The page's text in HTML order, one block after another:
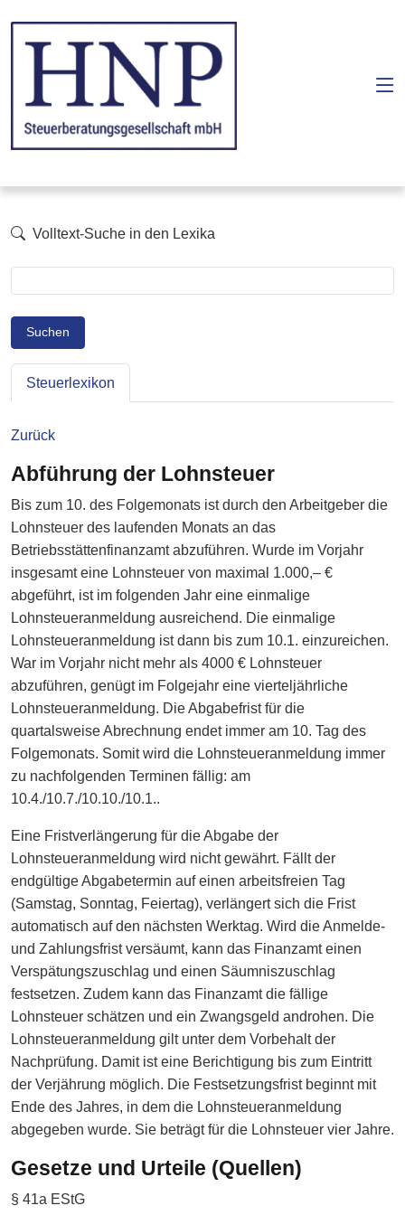
Volltext-Suche in den Lexika
Suchen
Steuerlexikon
Zurück
Abführung der Lohnsteuer
Bis zum 10. des Folgemonats ist durch den Arbeitgeber die
Lohnsteuer des laufenden Monats an das
Betriebsstättenfinanzamt abzuführen. Wurde im Vorjahr
insgesamt eine Lohnsteuer von maximal 1.000,– €
abgeführt, ist im folgenden Jahr eine einmalige
Lohnsteueranmeldung ausreichend. Die einmalige
Lohnsteueranmeldung ist dann bis zum 10.1. einzureichen.
War im Vorjahr nicht mehr als 4000 € Lohnsteuer
abzuführen, genügt im Folgejahr eine vierteljährliche
Lohnsteueranmeldung. Die Abgabefrist für die
quartalsweise Abrechnung endet immer am 10. Tag des
Folgemonats. Somit wird die Lohnsteueranmeldung immer
zu nachfolgenden Terminen fällig: am
10.4./10.7./10.10./10.1..
Eine Fristverlängerung für die Abgabe der
Lohnsteueranmeldung wird nicht gewährt. Fällt der
endgültige Abgabetermin auf einen arbeitsfreien Tag
(Samstag, Sonntag, Feiertag), verlängert sich die Frist
automatisch auf den nächsten Werktag. Wird die Anmelde-
und Zahlungsfrist versäumt, kann das Finanzamt einen
Verspätungszuschlag und einen Säumniszuschlag
festsetzen. Zudem kann das Finanzamt die fällige
Lohnsteuer schätzen und ein Zwangsgeld androhen. Die
Lohnsteueranmeldung gilt unter dem Vorbehalt der
Nachprüfung. Damit ist eine Berichtigung bis zum Eintritt
der Verjährung möglich. Die Festsetzungsfrist beginnt mit
Ende des Jahres, in dem die Lohnsteueranmeldung
abgegeben wurde. Sie beträgt für die Lohnsteuer vier Jahre.
Gesetze und Urteile (Quellen)
§ 41a EStG